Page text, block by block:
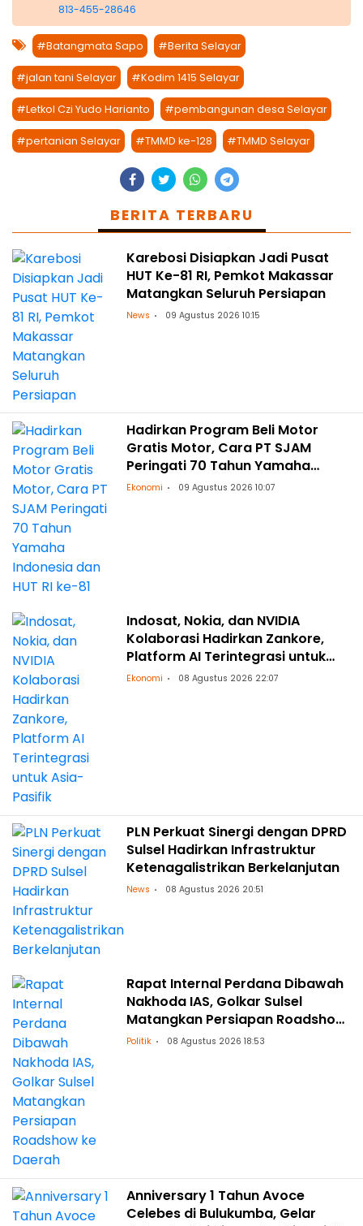
813-455-28646
#Batangmata Sapo #Berita Selayar
#jalan tani Selayar #Kodim 1415 Selayar
#Letkol Czi Yudo Harianto #pembangunan desa Selayar
#pertanian Selayar #TMMD ke-128 #TMMD Selayar
BERITA TERBARU
Karebosi Disiapkan Jadi Pusat
HUT Ke-81 RI, Pemkot Makassar
Matangkan Seluruh Persiapan
News 09 Agustus 2026 10:15
Hadirkan Program Beli Motor
Gratis Motor, Cara PT SJAM
Peringati 70 Tahun Yamaha
Indonesia dan HUT RI ke-81
Ekonomi 09 Agustus 2026 10:07
Indosat, Nokia, dan NVIDIA
Kolaborasi Hadirkan Zankore,
Platform AI Terintegrasi untuk
Asia-Pasifik
Ekonomi 08 Agustus 2026 22:07
PLN Perkuat Sinergi dengan DPRD
Sulsel Hadirkan Infrastruktur
Ketenagalistrikan Berkelanjutan
News 08 Agustus 2026 20:51
Rapat Internal Perdana Dibawah
Nakhoda IAS, Golkar Sulsel
Matangkan Persiapan Roadshow
ke Daerah
Politik 08 Agustus 2026 18:53
Anniversary 1 Tahun Avoce
Celebes di Bulukumba, Gelar